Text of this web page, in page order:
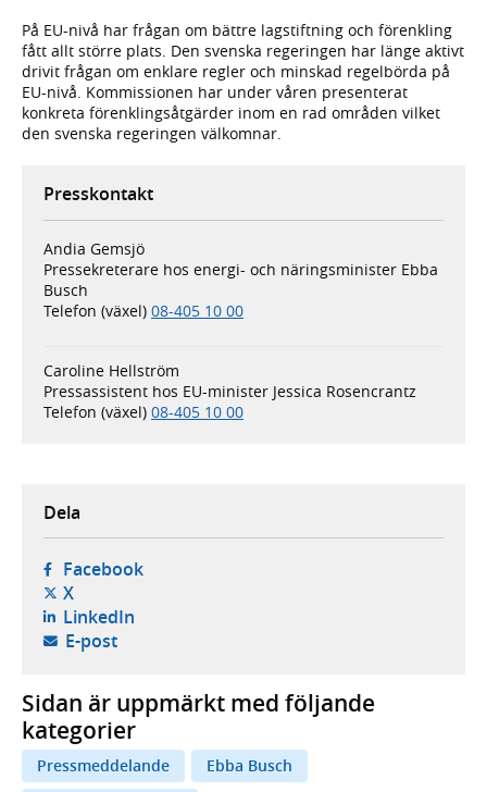
På EU-nivå har frågan om bättre lagstiftning och förenkling
fått allt större plats. Den svenska regeringen har länge aktivt
drivit frågan om enklare regler och minskad regelbörda på
EU-nivå. Kommissionen har under våren presenterat
konkreta förenklingsåtgärder inom en rad områden vilket
den svenska regeringen välkomnar.
Presskontakt
Andia Gemsjö
Pressekreterare hos energi- och näringsminister Ebba
Busch
Telefon (växel) 08-405 10 00
Caroline Hellström
Pressassistent hos EU-minister Jessica Rosencrantz
Telefon (växel) 08-405 10 00
Dela
Facebook- öppnas i ny flik, extern webbplats,
X- öppnas i ny flik, extern webbplats,
LinkedIn- öppnas i ny flik, extern webbplats,
E-post- öppnar din e-postklient,
Sidan är uppmärkt med följande
kategorier
Pressmeddelande
Ebba Busch